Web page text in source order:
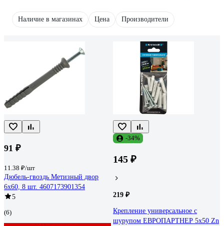
Наличие в магазинах Цена Производители
91 ₽
11.38 ₽/шт
Дюбель-гвоздь Метизный двор
6х60, 8 шт. 4607173901354
5
(6)
-34%
145 ₽
219 ₽
Крепление универсальное с
шурупом ЕВРОПАРТНЕР 5x50 Zn